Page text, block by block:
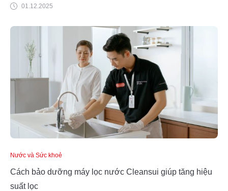
01.12.2025
Nước và Sức khoẻ
Cách bảo dưỡng máy lọc nước Cleansui giúp tăng hiệu
suất lọc